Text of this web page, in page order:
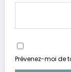
Prévenez-moi de